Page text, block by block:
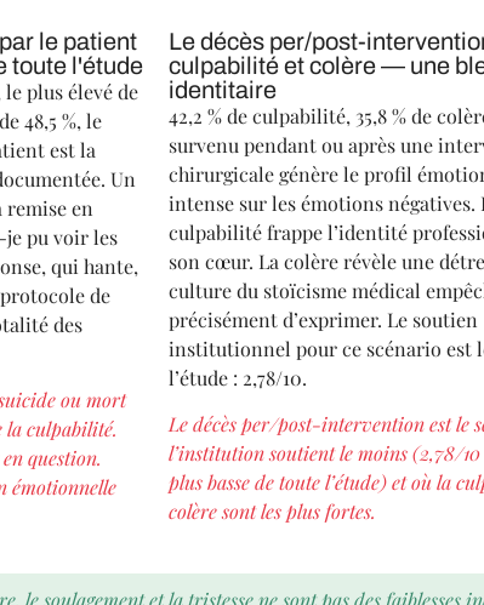
le patient
toute l'étude
plus élevé de
48,5 %, le
est la
Un
remise en
je pu voir les
qui hante,
de
des
ou mort
la culpabilité.
question.
émotionnelle
Le décès per/post-
culpabilité et colère — une
identitaire
42,2 % de culpabilité, 35,8 % de
survenu pendant ou après une
chirurgicale génère le profil
intense sur les émotions négatives.
culpabilité frappe l’identité
son cœur. La colère révèle une
culture du stoïcisme médical
précisément d’exprimer. Le soutien
institutionnel pour ce scénario est
l’étude : 2,78/10.
Le décès per/post-intervention est le
l’institution soutient le moins (2,78/
plus basse de toute l’étude) et où la
colère sont les plus fortes.
le soulagement et la tristesse ne sont pas des